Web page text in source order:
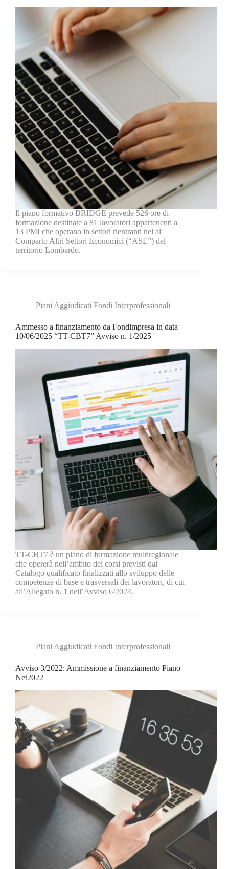
Il piano formativo BRIDGE prevede 526 ore di
formazione destinate a 81 lavoratori appartenenti a
13 PMI che operano in settori rientranti nel al
Comparto Altri Settori Economici (“ASE”) del
territorio Lombardo.
Piani Aggiudicati Fondi Interprofessionali
Ammesso a finanziamento da Fondimpresa in data
10/06/2025 “TT-CBT7” Avviso n. 1/2025
TT-CBT7 è un piano di formazione multiregionale
che opererà nell’ambito dei corsi previsti dal
Catalogo qualificato finalizzati allo sviluppo delle
competenze di base e trasversali dei lavoratori, di cui
all’Allegato n. 1 dell’Avviso 6/2024.
Piani Aggiudicati Fondi Interprofessionali
Avviso 3/2022: Ammissione a finanziamento Piano
Net2022